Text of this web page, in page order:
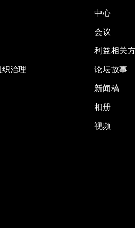
治理
中心
会议
利益相关
论坛故事
新闻稿
相册
视频